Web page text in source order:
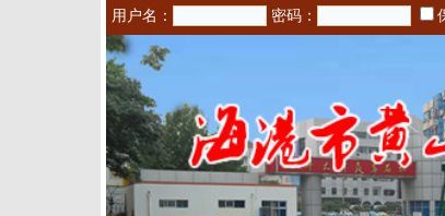
用户名： 密码：